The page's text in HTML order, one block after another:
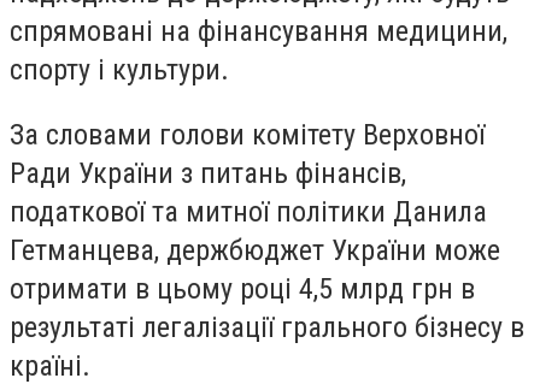
спрямовані на фінансування медицини,
спорту і культури.
За словами голови комітету Верховної
Ради України з питань фінансів,
податкової та митної політики Данила
Гетманцева, держбюджет України може
отримати в цьому році 4,5 млрд грн в
результаті легалізації грального бізнесу в
країні.